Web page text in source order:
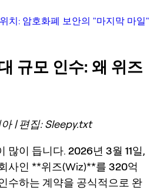
치: 암호화폐 보안의 "마지막 마일"
규모 인수: 왜 위즈
| 편집: Sleepy.txt
많이 듭니다. 2026년 3월 11일,
사인 **위즈(Wiz)**를 320억
수하는 계약을 공식적으로 완